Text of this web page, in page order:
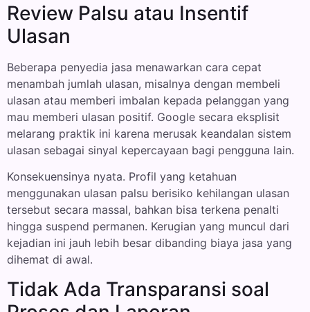
Review Palsu atau Insentif
Ulasan
Beberapa penyedia jasa menawarkan cara cepat
menambah jumlah ulasan, misalnya dengan membeli
ulasan atau memberi imbalan kepada pelanggan yang
mau memberi ulasan positif. Google secara eksplisit
melarang praktik ini karena merusak keandalan sistem
ulasan sebagai sinyal kepercayaan bagi pengguna lain.
Konsekuensinya nyata. Profil yang ketahuan
menggunakan ulasan palsu berisiko kehilangan ulasan
tersebut secara massal, bahkan bisa terkena penalti
hingga suspend permanen. Kerugian yang muncul dari
kejadian ini jauh lebih besar dibanding biaya jasa yang
dihemat di awal.
Tidak Ada Transparansi soal